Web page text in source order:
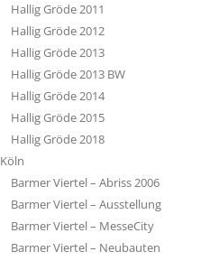
Hallig Gröde 2011
Hallig Gröde 2012
Hallig Gröde 2013
Hallig Gröde 2013 BW
Hallig Gröde 2014
Hallig Gröde 2015
Hallig Gröde 2018
Köln
Barmer Viertel – Abriss 2006
Barmer Viertel – Ausstellung
Barmer Viertel – MesseCity
Barmer Viertel – Neubauten